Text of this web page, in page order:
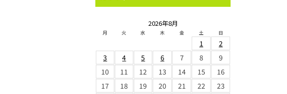
2026年8月
月 火 水 木 金 土 日
1
2
3
4 5 6 7 8
9
10
11 12 13 14 15
16
17
18 19 20 21 22
23